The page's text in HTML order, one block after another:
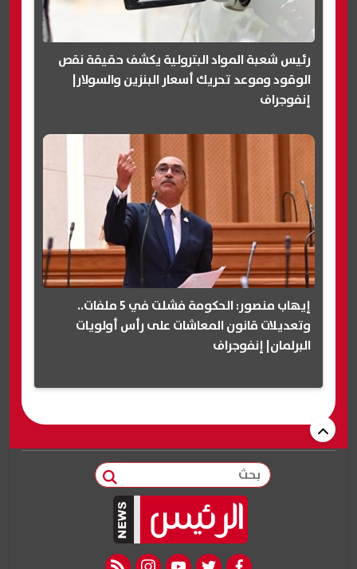
رئيس شعبة المواد البترولية يكشف حقيقة نقص
الوقود وموعد تحريك أسعار البنزين والسولار|
إنفوجراف
إيهاب منصور: الحكومة فشلت في 5 ملفات..
وتعديلات قانون المعاشات على رأس أولويات
البرلمان| إنفوجراف
بحث